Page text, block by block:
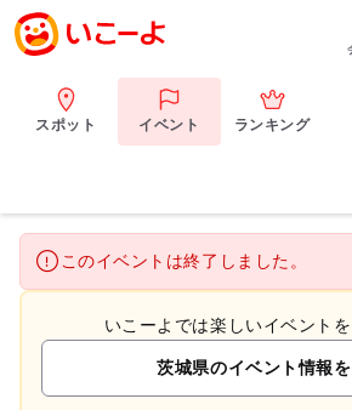
スポット イベント ランキング
このイベントは終了しました。
いこーよでは楽しいイベントを
茨城県のイベント情報